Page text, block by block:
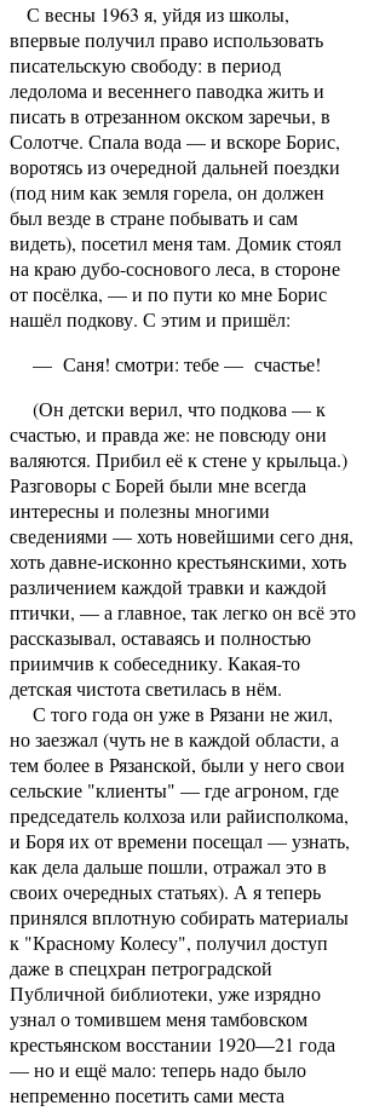
С весны 1963 я, уйдя из школы,
впервые получил право использовать
писательскую свободу: в период
ледолома и весеннего паводка жить и
писать в отрезанном окском заречьи, в
Солотче. Спала вода — и вскоре Борис,
воротясь из очередной дальней поездки
(под ним как земля горела, он должен
был везде в стране побывать и сам
видеть), посетил меня там. Домик стоял
на краю дубо-соснового леса, в стороне
от посёлка, — и по пути ко мне Борис
нашёл подкову. С этим и пришёл:
— Саня! смотри: тебе — счастье!
(Он детски верил, что подкова — к
счастью, и правда же: не повсюду они
валяются. Прибил её к стене у крыльца.)
Разговоры с Борей были мне всегда
интересны и полезны многими
сведениями — хоть новейшими сего дня,
хоть давне-исконно крестьянскими, хоть
различением каждой травки и каждой
птички, — а главное, так легко он всё это
рассказывал, оставаясь и полностью
приимчив к собеседнику. Какая-то
детская чистота светилась в нём.
С того года он уже в Рязани не жил,
но заезжал (чуть не в каждой области, а
тем более в Рязанской, были у него свои
сельские "клиенты" — где агроном, где
председатель колхоза или райисполкома,
и Боря их от времени посещал — узнать,
как дела дальше пошли, отражал это в
своих очередных статьях). А я теперь
принялся вплотную собирать материалы
к "Красному Колесу", получил доступ
даже в спецхран петроградской
Публичной библиотеки, уже изрядно
узнал о томившем меня тамбовском
крестьянском восстании 1920—21 года
— но и ещё мало: теперь надо было
непременно посетить сами места